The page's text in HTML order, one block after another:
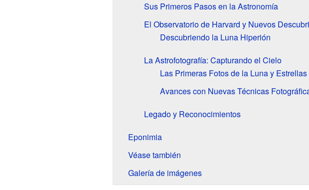
Sus Primeros Pasos en la Astronomía
El Observatorio de Harvard y Nuevos
Descubriendo la Luna Hiperión
La Astrofotografía: Capturando el Cielo
Las Primeras Fotos de la Luna y Estrellas
Avances con Nuevas Técnicas
Legado y Reconocimientos
Eponimia
Véase también
Galería de imágenes